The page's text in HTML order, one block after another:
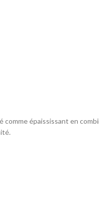
épaississant en